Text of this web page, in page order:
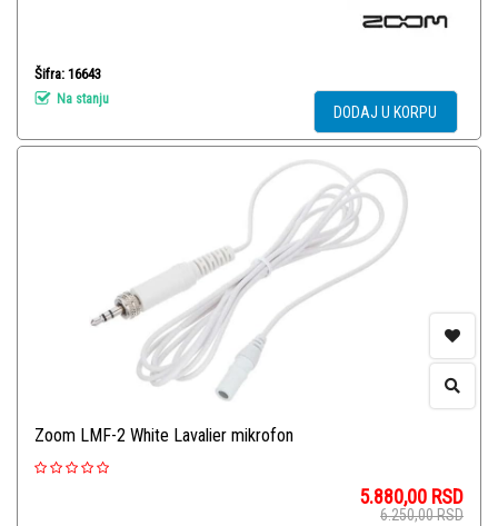
Šifra: 16643
Na stanju
DODAJ U KORPU
Zoom LMF-2 White Lavalier mikrofon
5.880,00 RSD
6.250,00RSD